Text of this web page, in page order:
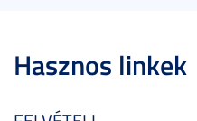
Hasznos linkek